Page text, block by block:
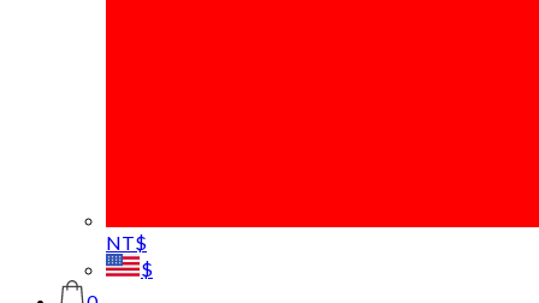
NT$
$